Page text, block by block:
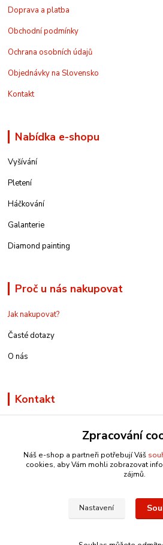
Doprava a platba
Obchodní podmínky
Ochrana osobních údajů
Objednávky na Slovensko
Kontakt
Nabídka e-shopu
Vyšívání
Pletení
Háčkování
Galanterie
Diamond painting
Proč u nás nakupovat
Jak nakupovat?
Časté dotazy
O nás
Kontakt
info@e-rucniprace.cz
Copyright © 2011-
Zpracování
Náš e-shop a partneři potřebují Váš
cookies, aby Vám mohli zobrazovat
zájmů.
Nastavení